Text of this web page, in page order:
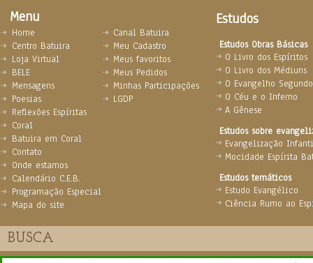
Menu Estudos
Estudos Obras Básicas
O Livro dos Espíritos
O Livro dos Médiuns
O Evangelho
O Céu e o Inferno
A Gênese
Estudos sobre
Evangelização
Mocidade Espírita
Estudos temáticos
Estudo Evangélico
Ciência Rumo ao
Home
Centro Batuira
Loja Virtual
BELE
Mensagens
Poesias
Reflexões Espíritas
Coral
Batuira em Coral
Contato
Onde estamos
Calendário C.E.B.
Programação Especial
Mapa do site
Canal Batuira
Meu Cadastro
Meus favoritos
Meus Pedidos
Minhas Participações
LGDP